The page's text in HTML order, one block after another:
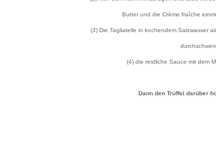
Butter und die Crème fraîche
(3) Die Tagliatelle in kochendem Salzwasser
(4) die restliche Sauce mit dem
Dann den Trüffel darüber